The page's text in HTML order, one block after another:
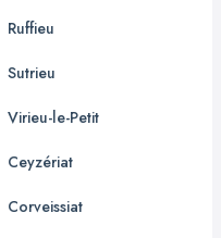
Ruffieu
Sutrieu
Virieu-le-Petit
Ceyzériat
Corveissiat